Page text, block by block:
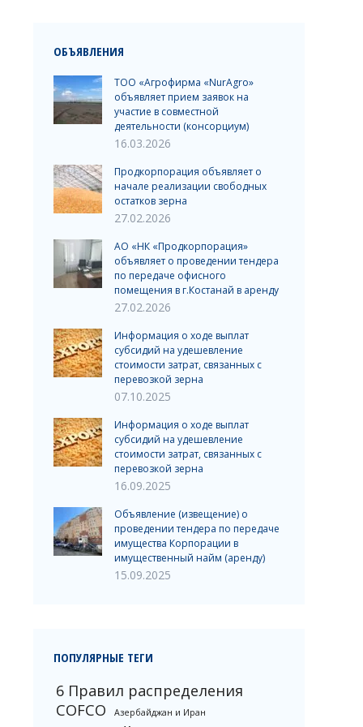
ОБЪЯВЛЕНИЯ
ТОО «Агрофирма «NurAgro»
объявляет прием заявок на
участие в совместной
деятельности (консорциум)
16.03.2026
Продкорпорация объявляет о
начале реализации свободных
остатков зерна
27.02.2026
АО «НК «Продкорпорация»
объявляет о проведении тендера
по передаче офисного
помещения в г.Костанай в аренду
27.02.2026
Информация о ходе выплат
субсидий на удешевление
стоимости затрат, связанных с
перевозкой зерна
07.10.2025
Информация о ходе выплат
субсидий на удешевление
стоимости затрат, связанных с
перевозкой зерна
16.09.2025
Объявление (извещение) о
проведении тендера по передаче
имущества Корпорации в
имущественный найм (аренду)
15.09.2025
ПОПУЛЯРНЫЕ ТЕГИ
6 Правил распределения
COFCO
Азербайджан и Иран